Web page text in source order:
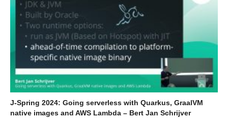
J-Spring 2024: Going serverless with Quarkus, GraalVM
native images and AWS Lambda – Bert Jan Schrijver